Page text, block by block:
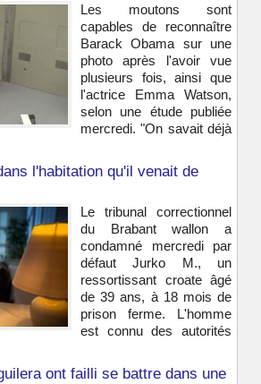
Les moutons sont
capables de reconnaître
Barack Obama sur une
photo après l'avoir vue
plusieurs fois, ainsi que
l'actrice Emma Watson,
selon une étude publiée
mercredi. "On savait déjà
l'habitation qu'il venait de
Le tribunal correctionnel
du Brabant wallon a
condamné mercredi par
défaut Jurko M., un
ressortissant croate âgé
de 39 ans, à 18 mois de
prison ferme. L'homme
est connu des autorités
ont failli se battre dans une